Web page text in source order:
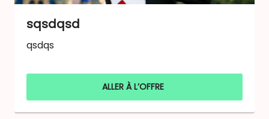
sqsdqsd
qsdqs
ALLER À L’OFFRE